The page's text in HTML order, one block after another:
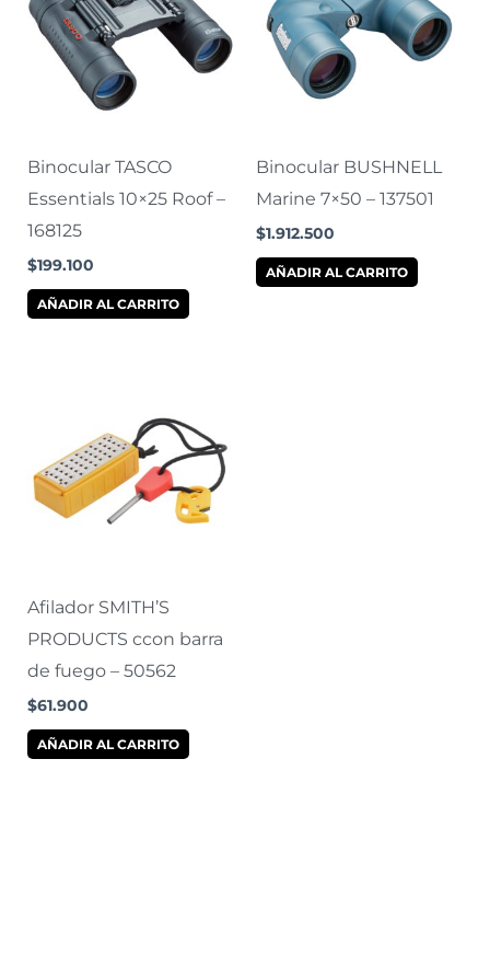
Binocular TASCO
Essentials 10×25 Roof –
168125
$199.100
AÑADIR AL CARRITO
Binocular BUSHNELL
Marine 7×50 – 137501
$1.912.500
AÑADIR AL CARRITO
Afilador SMITH’S
PRODUCTS ccon barra
de fuego – 50562
$61.900
AÑADIR AL CARRITO